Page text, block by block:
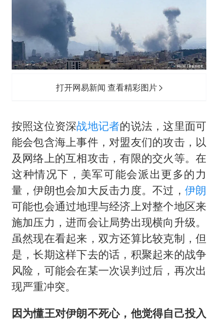
我国外贸延续良好增长态势
“新疆阿勒泰八月能滑雪”不实
夯实基础开新局
打开网易新闻 查看精彩图片
按照这位资深战地记者的说法，这里面可
能会包含海上事件，对盟友们的攻击，以
及网络上的互相攻击，有限的交火等。在
这种情况下，美军可能会派出更多的力
量，伊朗也会加大反击力度。不过， 伊朗
可能也会通过地理与经济上对整个地区来
施加压力，进而会让局势出现横向升级。
虽然现在看起来，双方还算比较克制，但
是，长期这样下去的话，积聚起来的战争
风险，可能会在某一次误判过后，再次出
现严重冲突。
因为懂王对伊朗不死心，他觉得自己投入